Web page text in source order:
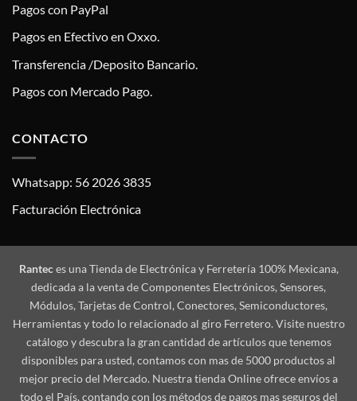
Pagos con PayPal
Pagos en Efectivo en Oxxo.
Transferencia /Deposito Bancario.
Pagos con Mercado Pago.
CONTACTO
Whatsapp: 56 2026 3835
Facturación Electrónica
Ranteces una Tienda de Electrónica y Ferretería 100% Mexicana,
dedicada a la venta de Componentes Electrónicos, Sensores,
Módulos, Tarjetas de Control, Conectores, Semiconductores,
Herramientas y todo lo relacionado al giro Ferretero. Visite nuestro
catálogo y descubra la gran cantidad de artículos que tenemos
disponibles para usted, contamos con mas de 5000 productos al
mejor precio del Mercado. Nuestra tienda Online ofrece envíos a
todo el País, contando con los métodos de pagos mas seguros del